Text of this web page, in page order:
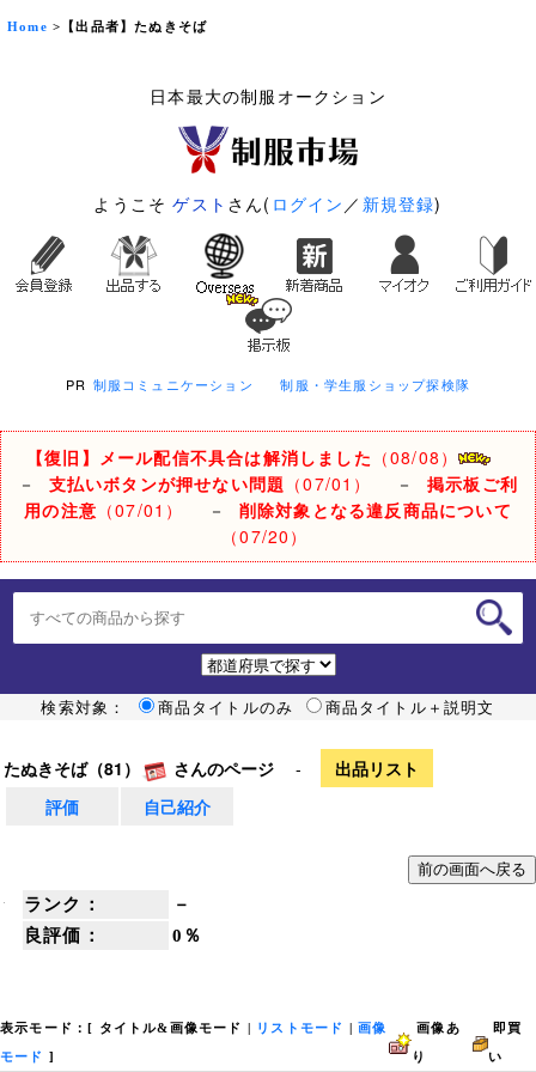
Home >【出品者】たぬきそば
日本最大の制服オークション
ようこそゲスト さん( ログイン ／ 新規登録)
PR 制服コミュニケーション 制服・学生服ショップ探検隊
【復旧】メール配信不具合は解消しました （08/08）
－ 支払いボタンが押せない問題 （07/01） －掲示板ご利
用の注意 （07/01） － 削除対象となる違反商品について
（07/20）
検索対象： 商品タイトルのみ 商品タイトル＋説明文
たぬきそば（81） さんのページ -
出品リスト
評価
自己紹介
ランク：
－
良評価：
0％
表示モード：[ タイトル&画像モード リストモード |画像
モード ]
画像あ
り
即買
い